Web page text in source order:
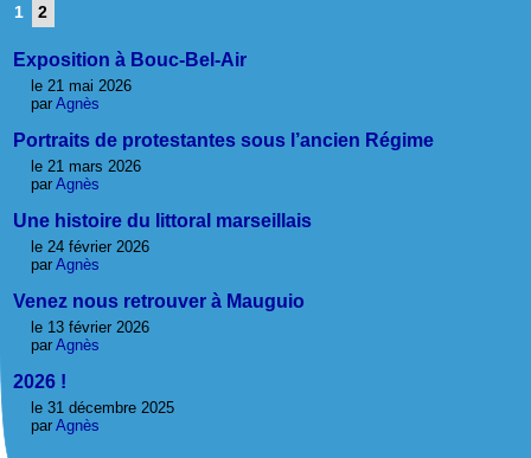
1 2
Exposition à Bouc-Bel-Air
le 21 mai 2026
par Agnès
Portraits de protestantes sous l’ancien Régime
le 21 mars 2026
par Agnès
Une histoire du littoral marseillais
le 24 février 2026
par Agnès
Venez nous retrouver à Mauguio
le 13 février 2026
par Agnès
2026 !
le 31 décembre 2025
par Agnès